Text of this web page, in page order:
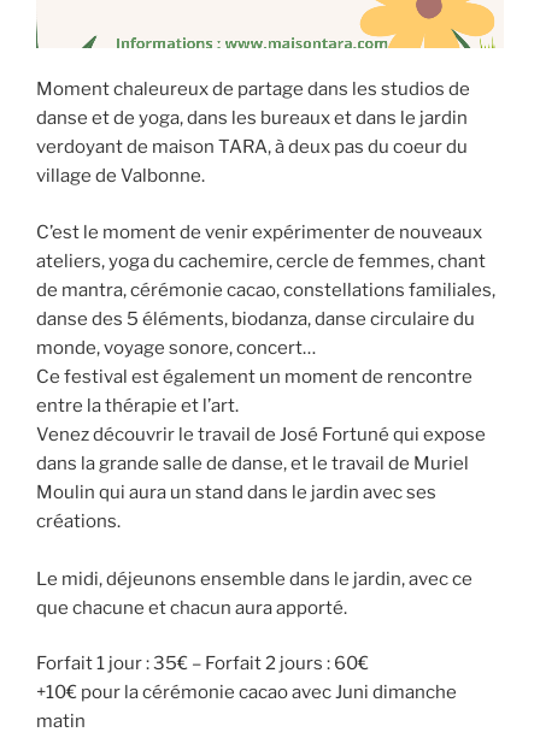
Moment chaleureux de partage dans les studios de
danse et de yoga, dans les bureaux et dans le jardin
verdoyant de maison TARA, à deux pas du coeur du
village de Valbonne.
C’est le moment de venir expérimenter de nouveaux
ateliers, yoga du cachemire, cercle de femmes, chant
de mantra, cérémonie cacao, constellations familiales,
danse des 5 éléments, biodanza, danse circulaire du
monde, voyage sonore, concert…
Ce festival est également un moment de rencontre
entre la thérapie et l’art.
Venez découvrir le travail de José Fortuné qui expose
dans la grande salle de danse, et le travail de Muriel
Moulin qui aura un stand dans le jardin avec ses
créations.
Le midi, déjeunons ensemble dans le jardin, avec ce
que chacune et chacun aura apporté.
Forfait 1 jour : 35€ – Forfait 2 jours : 60€
+10€ pour la cérémonie cacao avec Juni dimanche
matin